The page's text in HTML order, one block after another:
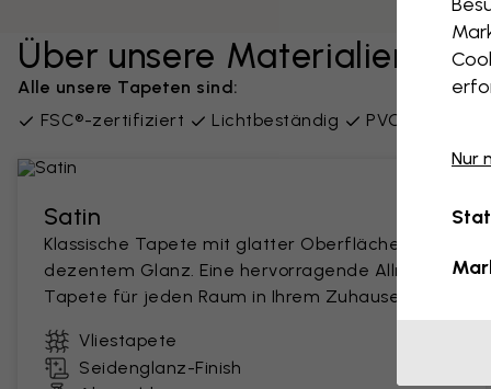
Über unsere Materialien
Alle unsere Tapeten sind:
FSC®-zertifiziert
Lichtbeständig PVC-frei
Satin
Klassische Tapete mit glatter Oberfläche und
dezentem Glanz. Eine hervorragende Allround-
Tapete für jeden Raum in Ihrem Zuhause.
Vliestapete
Seidenglanz-Finish
Nur